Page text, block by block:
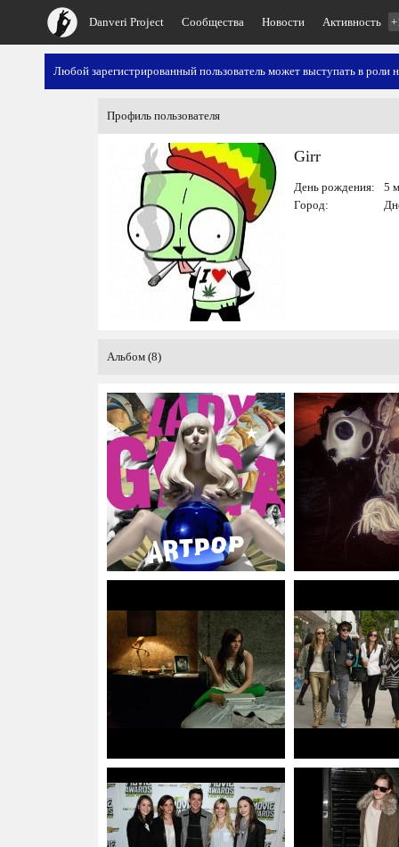
Danveri Project Сообщества Новости Активность
Любой зарегистрированный пользователь может выступать в роли
Профиль пользователя
Girr
День рождения:
5
Город:
Альбом (8)